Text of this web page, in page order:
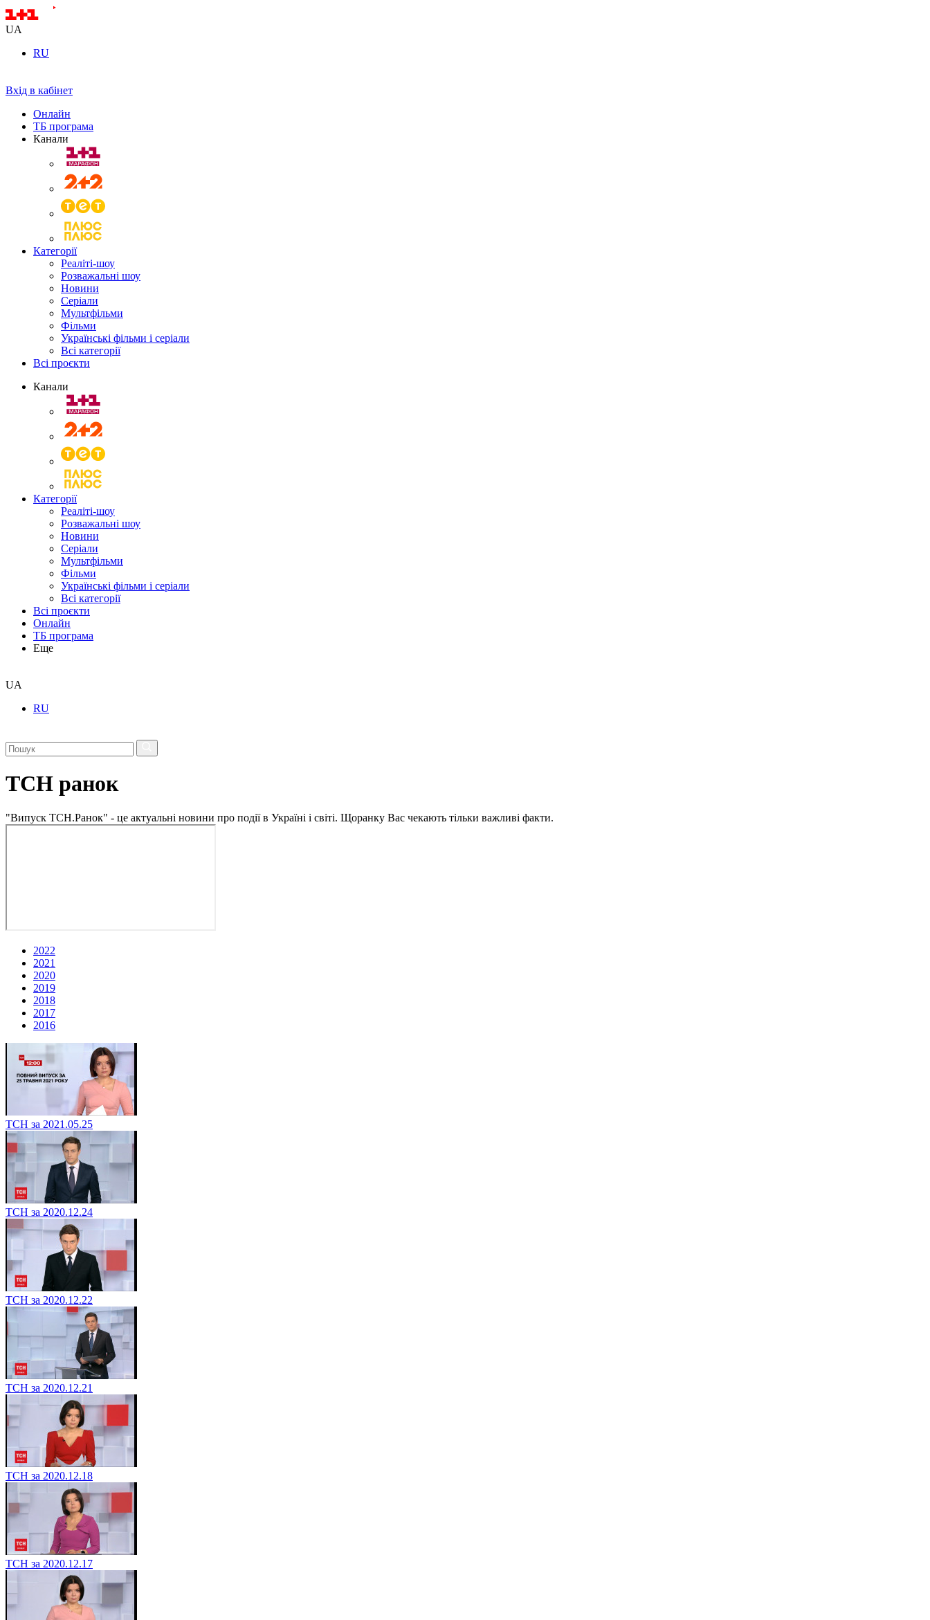
UA
RU
Вхід в кабінет
Онлайн
ТБ програма
Канали
Категорії
Реаліті-шоу
Розважальні шоу
Новини
Серіали
Мультфільми
Фільми
Українські фільми і серіали
Всі категорії
Всі проєкти
Канали
Категорії
Реаліті-шоу
Розважальні шоу
Новини
Серіали
Мультфільми
Фільми
Українські фільми і серіали
Всі категорії
Всі проєкти
Онлайн
ТБ програма
Еще
UA
RU
ТСН ранок
"Випуск ТСН.Ранок" - це актуальні новини про події в Україні і світі. Щоранку Вас чекають тільки важливі факти.
2022
2021
2020
2019
2018
2017
2016
ТСН за 2021.05.25
ТСН за 2020.12.24
ТСН за 2020.12.22
ТСН за 2020.12.21
ТСН за 2020.12.18
ТСН за 2020.12.17